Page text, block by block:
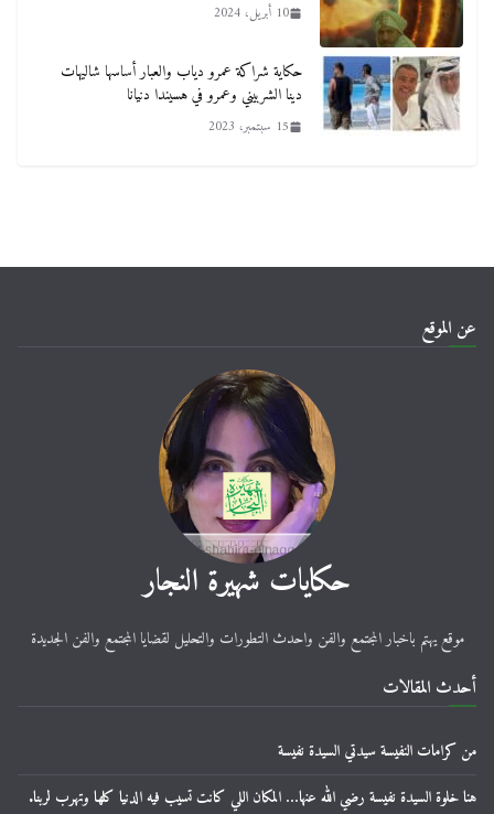
10 أبريل، 2024
حكاية شراكة عمرو دياب والعبار أساسها شاليهات
دينا الشربيني وعمرو في هسيندا دنيانا
15 سبتمبر، 2023
عن الموقع
حكايات شهيرة النجار
موقع يهتم باخبار المجتمع والفن واحدث التطورات والتحليل لقضايا المجتمع والفن الجديدة
أحدث المقالات
من كرامات النفيسة سيدتي السيدة نفيسة
هنا خلوة السيدة نفيسة رضي الله عنها… المكان اللي كانت تسيب فيه الدنيا كلها وتهرب لربنا.